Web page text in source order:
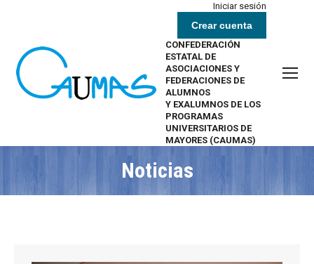
Iniciar sesión
Crear cuenta
CONFEDERACIÓN
ESTATAL DE
ASOCIACIONES Y
FEDERACIONES DE
ALUMNOS
Y EXALUMNOS DE LOS
PROGRAMAS
UNIVERSITARIOS DE
MAYORES (CAUMAS)
Noticias
Estás aquí: